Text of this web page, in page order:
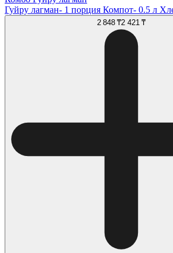
Гуйру лагман- 1 порция Компот- 0.5 л
2 848 ₸2 421 ₸